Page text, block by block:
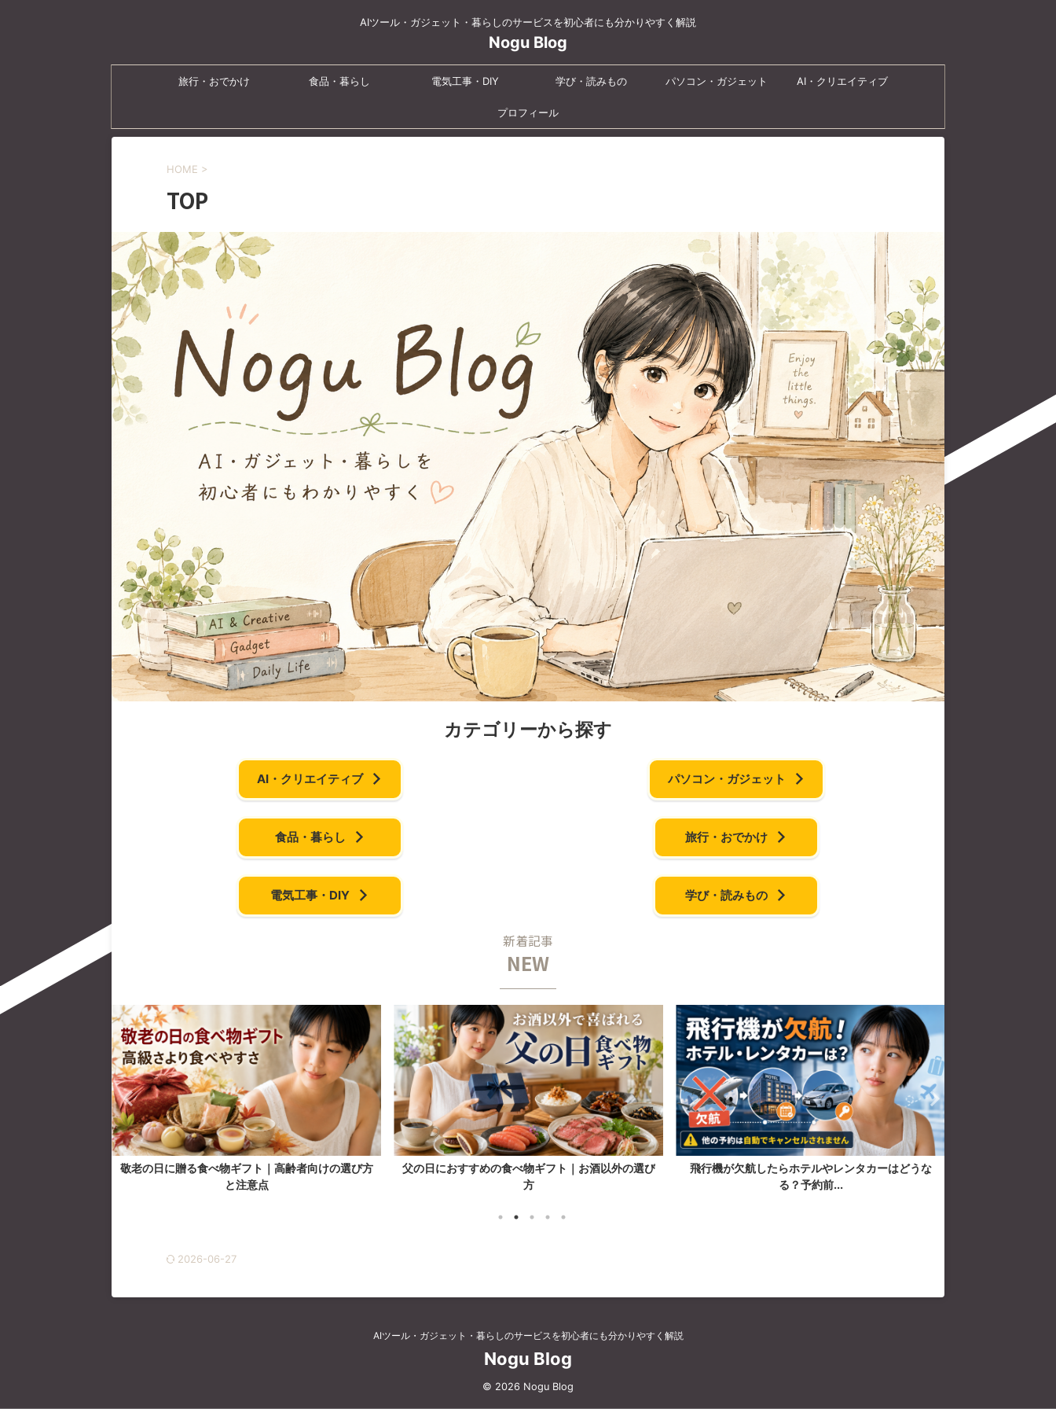
AIツール・ガジェット・暮らしのサービスを初心者にも分かりやすく解説
Nogu Blog
旅行・おでかけ 食品・暮らし 電気工事・DIY 学び・読みもの パソコン・ガジェット AI・クリエイティブ
プロフィール
HOME >
TOP
カテゴリーから探す
AI・クリエイティブ パソコン・ガジェット
食品・暮らし 旅行・おでかけ
電気工事・DIY 学び・読みもの
新着記事
NEW
敬老の日に贈る食べ物ギフト｜高齢者向けの選び方
と注意点
父の日におすすめの食べ物ギフト｜お酒以外の選び
方
飛行機が欠航したらホテルやレンタカーはどうな
る？予約前...
2026-06-27
AIツール・ガジェット・暮らしのサービスを初心者にも分かりやすく解説
Nogu Blog
© 2026 Nogu Blog